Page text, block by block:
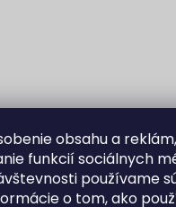
obsahu a reklám,
funkcií sociálnych
používame
o tom, ako